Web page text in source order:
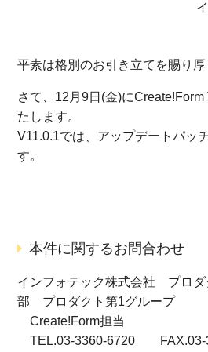
平素は格別のお引き立てを賜り厚
さて、12月9日(金)に
たします。
V11.0.1では、アップデートパッ
す。
本件に関するお問合わせ
インフォテック株式会社 プロダ
部 プロダクト第1グループ
Create!Form担当
TEL.03-3360-6720 FAX.03-